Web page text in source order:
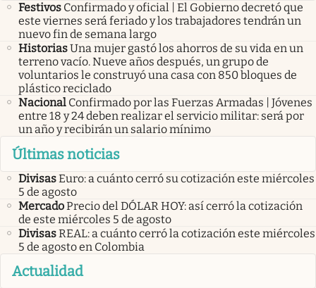
Festivos Confirmado y oficial | El Gobierno decretó que
este viernes será feriado y los trabajadores tendrán un
nuevo fin de semana largo
HistoriasUna mujer gastó los ahorros de su vida en un
terreno vacío. Nueve años después, un grupo de
voluntarios le construyó una casa con 850 bloques de
plástico reciclado
Nacional Confirmado por las Fuerzas Armadas | Jóvenes
entre 18 y 24 deben realizar el servicio militar: será por
un año y recibirán un salario mínimo
Últimas noticias
DivisasEuro: a cuánto cerró su cotización este miércoles
5 de agosto
MercadoPrecio del DÓLAR HOY: así cerró la cotización
de este miércoles 5 de agosto
DivisasREAL: a cuánto cerró la cotización este miércoles
5 de agosto en Colombia
Actualidad